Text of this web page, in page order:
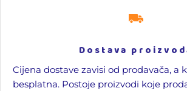
Dostava
Cijena dostave zavisi od prodavača, a
besplatna. Postoje proizvodi koje